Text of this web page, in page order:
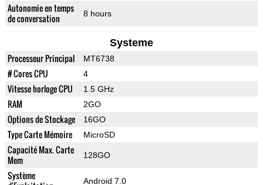
Autonomie en temps
de conversation
8 hours
Systeme
Processeur Principal MT6738
# Cores CPU 4
Vitesse horloge CPU 1.5 GHz
RAM 2GO
Options de Stockage 16GO
Type Carte Mémoire MicroSD
Capacité Max. Carte
Mem
128GO
Système
Android 7.0